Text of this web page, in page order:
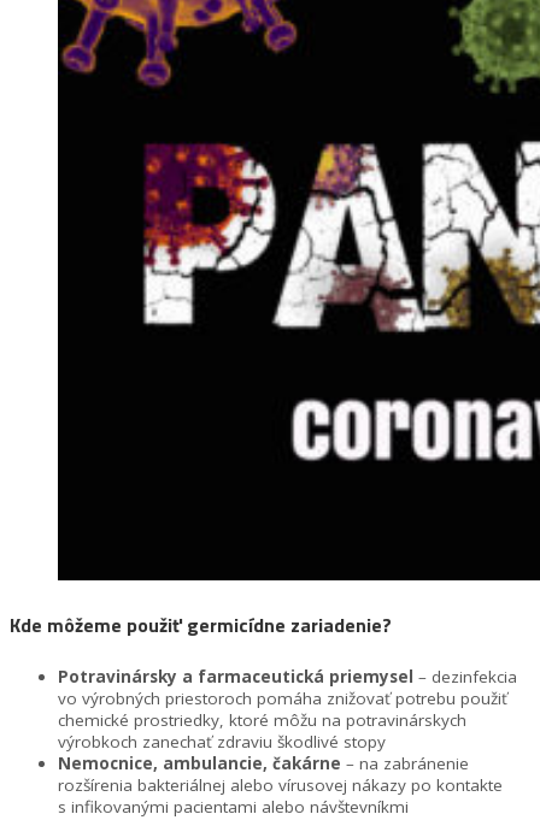
Kde môžeme použiť germicídne zariadenie?
Potravinársky a farmaceutická priemysel – dezinfekcia
vo výrobných priestoroch pomáha znižovať potrebu použiť
chemické prostriedky, ktoré môžu na potravinárskych
výrobkoch zanechať zdraviu škodlivé stopy
Nemocnice, ambulancie, čakárne – na zabránenie
rozšírenia bakteriálnej alebo vírusovej nákazy po kontakte
s infikovanými pacientami alebo návštevníkmi